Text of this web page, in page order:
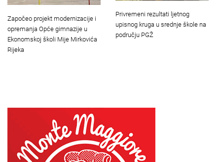
Započeo projekt modernizacije i
opremanja Opće gimnazije u
Ekonomskoj školi Mije Mirkovića
Rijeka
Privremeni rezultati ljetnog
upisnog kruga u srednje škole na
području PGŽ